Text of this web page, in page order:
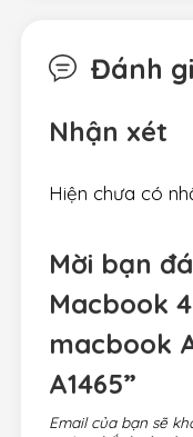
Đánh
Nhận xét
Hiện chưa có
Mời bạn
Macbook
macbook
A1465”
Email của bạn sẽ